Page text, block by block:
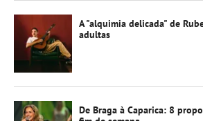
A "alquimia delicada" de
adultas
De Braga à Caparica: 8